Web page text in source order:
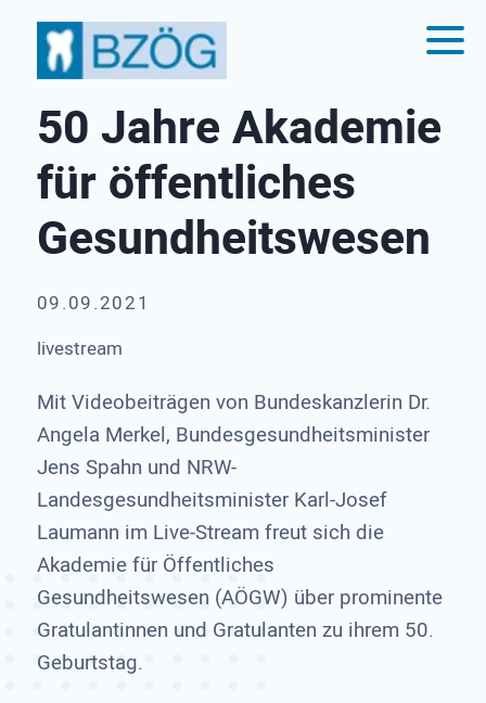
50 Jahre Akademie
für öffentliches
Gesundheitswesen
09.09.2021
livestream
Mit Videobeiträgen von Bundeskanzlerin Dr.
Angela Merkel, Bundesgesundheitsminister
Jens Spahn und NRW-
Landesgesundheitsminister Karl-Josef
Laumann im Live-Stream freut sich die
Akademie für Öffentliches
Gesundheitswesen (AÖGW) über prominente
Gratulantinnen und Gratulanten zu ihrem 50.
Geburtstag.